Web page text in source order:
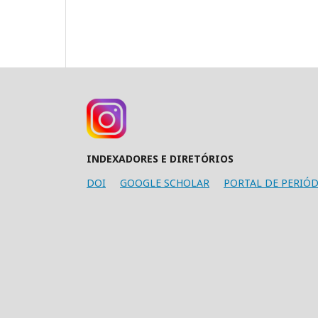
INDEXADORES E DIRETÓRIOS
DOI
GOOGLE SCHOLAR PORTAL DE